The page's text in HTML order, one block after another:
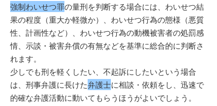
強制わいせつ罪の量刑を判断する場合には、わいせつ結
果の程度（重大か軽微か）、わいせつ行為の態様（悪質
性、計画性など）、わいせつ行為の動機被害者の処罰感
情、示談・被害弁償の有無などを基準に総合的に判断さ
れます。
少しでも刑を軽くしたい、不起訴にしたいという場合
は、刑事弁護に長けた弁護士に相談・依頼をし、迅速で
的確な弁護活動に動いてもらうほうがよいでしょう。